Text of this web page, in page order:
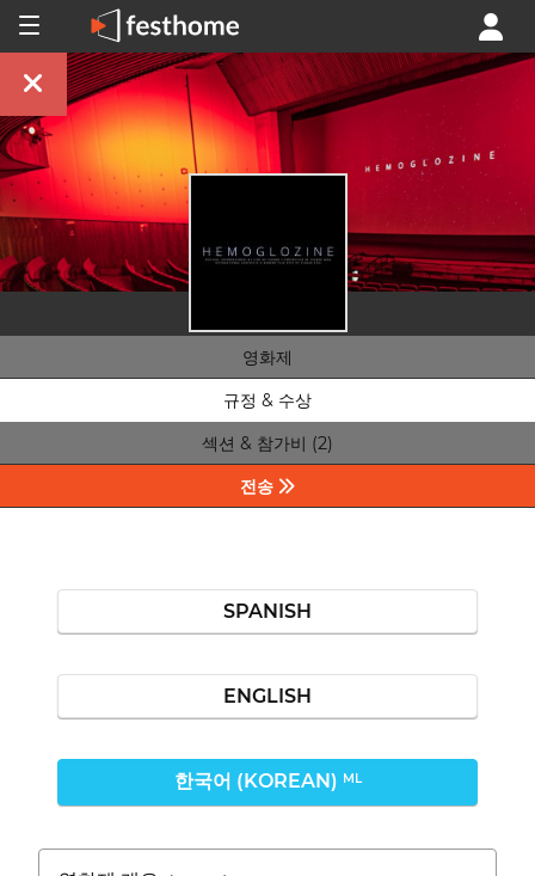
영화제
규정 & 수상
섹션 & 참가비 (2)
전송
SPANISH
ENGLISH
한국어 (KOREAN) ML